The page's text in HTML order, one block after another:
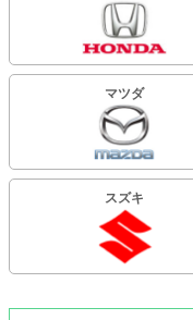
マツダ
スズキ